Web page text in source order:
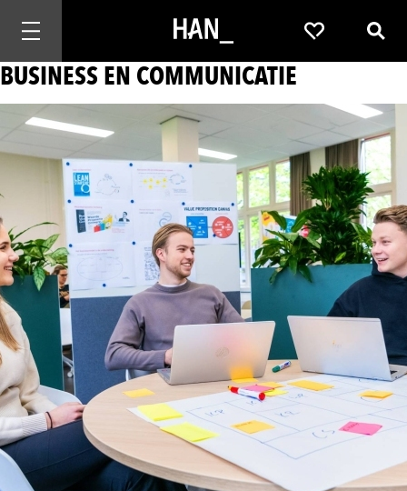
Mobiele navigatie openen Favorieten
BUSINESS EN COMMUNICATIE